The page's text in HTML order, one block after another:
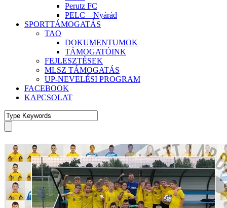
Perutz FC
PELC – Nyárád
SPORTTÁMOGATÁS
TAO
DOKUMENTUMOK
TÁMOGATÓINK
FEJLESZTÉSEK
MLSZ TÁMOGATÁS
UP-NEVELÉSI PROGRAM
FACEBOOK
KAPCSOLAT